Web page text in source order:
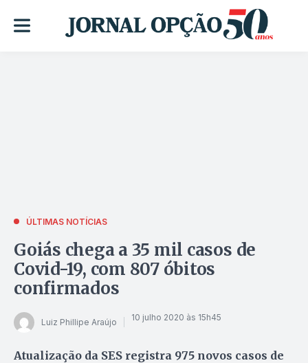
ÚLTIMAS NOTÍCIAS
Goiás chega a 35 mil casos de
Covid-19, com 807 óbitos
confirmados
Luiz Phillipe Araújo 10 julho 2020 às 15h45
Atualização da SES registra 975 novos casos de